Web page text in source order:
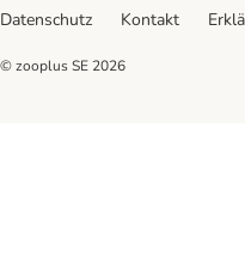
Datenschutz
Kontakt
© zooplus SE 2026